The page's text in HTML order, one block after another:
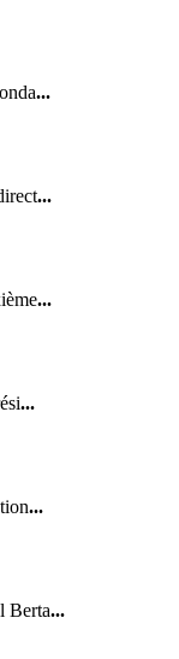
...
...
...
...
...
Berta...